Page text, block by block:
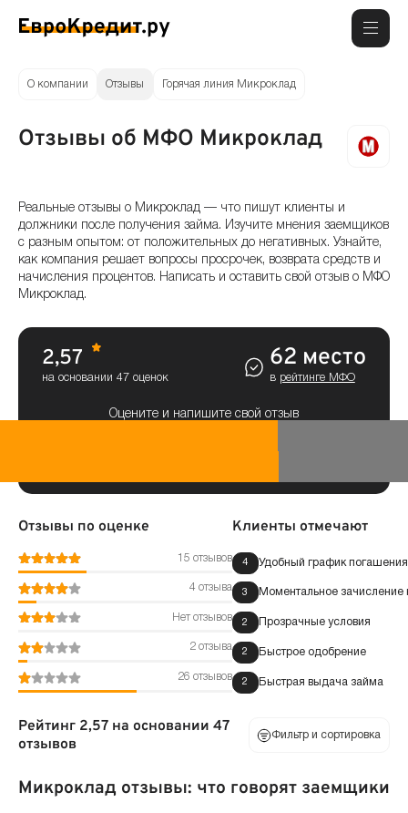
О компании Отзывы Горячая линия Микроклад
Отзывы об МФО Микроклад
Реальные отзывы о Микроклад — что пишут клиенты и
должники после получения займа. Изучите мнения заемщиков
с разным опытом: от положительных до негативных. Узнайте,
как компания решает вопросы просрочек, возврата средств и
начисления процентов. Написать и оставить свой отзыв о МФО
Микроклад.
2,57
на основании 47 оценок
62 место
в рейтинге МФО
Оцените и напишите свой отзыв
Отзывы по оценке
15 отзывов
4 отзыва
Нет отзывов
2 отзыва
26 отзывов
Клиенты отмечают
4 Удобный график погашения
3 Моментальное зачисление
2 Прозрачные условия
2 Быстрое одобрение
2 Быстрая выдача займа
Рейтинг 2,57 на основании 47
отзывов
Фильтр и сортировка
По оценке
Микроклад отзывы: что говорят заемщики